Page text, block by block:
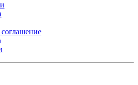
соглашение